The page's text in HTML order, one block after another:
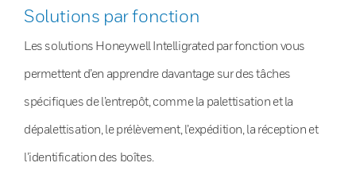
Solutions par fonction
Les solutions Honeywell Intelligrated par fonction vous
permettent d’en apprendre davantage sur des tâches
spécifiques de l’entrepôt, comme la palettisation et la
dépalettisation, le prélèvement, l’expédition, la réception et
l’identification des boîtes.